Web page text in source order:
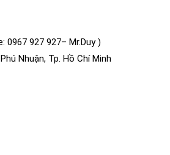
0967 927 927– Mr.Duy )
Nhuận, Tp. Hồ Chí Minh